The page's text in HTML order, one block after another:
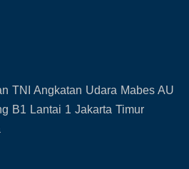
TNI Angkatan Udara Mabes AU
B1 Lantai 1 Jakarta Timur